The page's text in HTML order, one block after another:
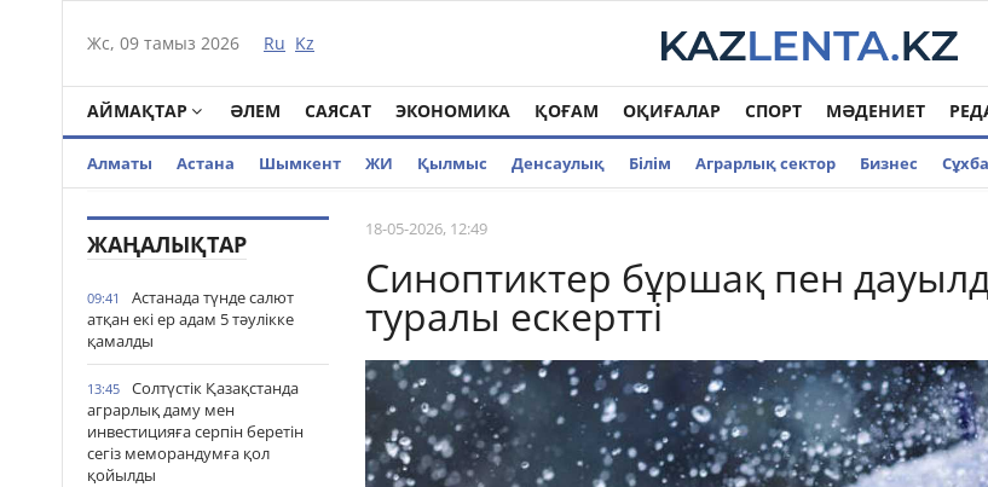
Жс, 09 тамыз 2026 Ru Kz
АЙМАҚТАР ӘЛЕМ САЯСАТ ЭКОНОМИКА ҚОҒАМ ОҚИҒАЛАР СПОРТ МӘДЕНИЕТ
Алматы Астана Шымкент ЖИ Қылмыс Денсаулық Білім Аграрлық сектор Бизнес
ЖАҢАЛЫҚТАР
09:41
Астанада түнде салют
атқан екі ер адам 5 тәулікке
қамалды
13:45
Солтүстік Қазақстанда
аграрлық даму мен
инвестицияға серпін беретін
сегіз меморандумға қол
қойылды
18-05-2026, 12:49
Синоптиктер бұршақ пен
туралы ескертті